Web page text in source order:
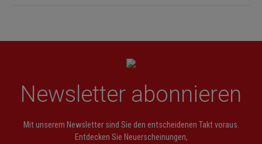
Newsletter abonnieren
Mit unserem Newsletter sind Sie den entscheidenen Takt voraus.
Entdecken Sie Neuerscheinungen,